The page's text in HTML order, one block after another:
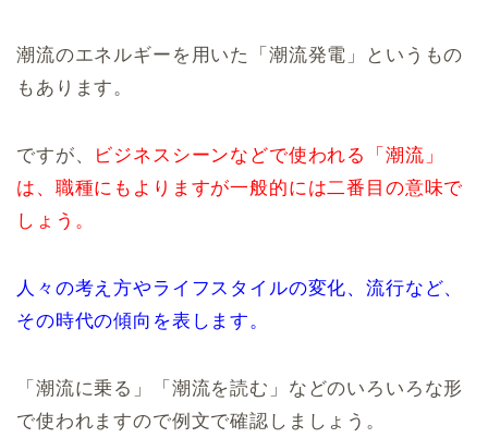
潮流のエネルギーを用いた「潮流発電」というもの
もあります。
ですが、
ビジネスシーンなどで使われる「潮流」
は、職種にもよりますが一般的には二番目の意味で
しょう。
人々の考え方やライフスタイルの変化、流行など、
その時代の傾向を表します。
「潮流に乗る」「潮流を読む」などのいろいろな形
で使われますので例文で確認しましょう。